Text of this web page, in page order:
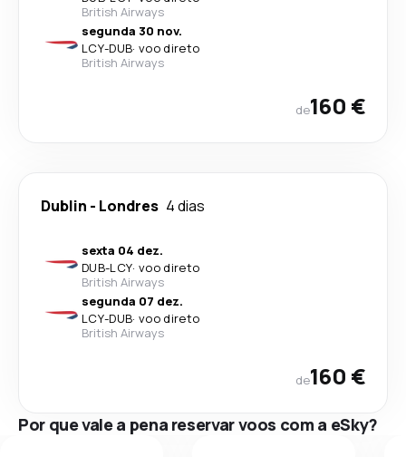
British Airways
segunda 30 nov.
LCY-DUB· voo direto
British Airways
de160 €
Dublin - Londres 4 dias
sexta 04 dez.
DUB-LCY· voo direto
British Airways
segunda 07 dez.
LCY-DUB· voo direto
British Airways
de160 €
Por que vale a pena reservar voos com a eSky?